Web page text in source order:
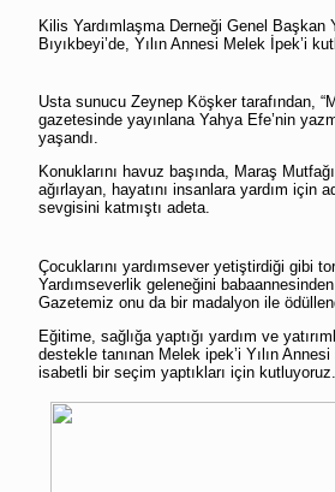
Kilis Yardımlaşma Derneği Genel Başkan
Bıyıkbeyi’de, Yılın Annesi Melek İpek’i
Usta sunucu Zeynep Köşker tarafından,
gazetesinde yayınlana Yahya Efe’nin
yaşandı.
Konuklarını havuz başında, Maraş
ağırlayan, hayatını insanlara yardım için
sevgisini katmıştı adeta.
Çocuklarını yardımsever yetiştirdiği gibi
Yardımseverlik geleneğini
Gazetemiz onu da bir madalyon ile
Eğitime, sağlığa yaptığı yardım ve
destekle tanınan Melek ipek’i Yılın
isabetli bir seçim yaptıkları için